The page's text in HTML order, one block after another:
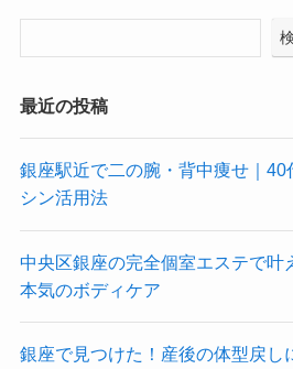
最近の投稿
銀座駅近で二の腕・背中痩せ｜40
シン活用法
中央区銀座の完全個室エステで叶
本気のボディケア
銀座で見つけた！産後の体型戻し